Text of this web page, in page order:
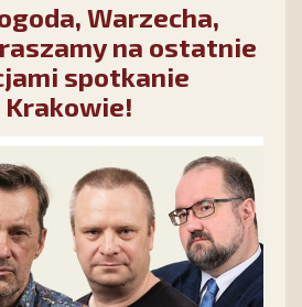
Warzecha,
na ostatnie
spotkanie
Krakowie!